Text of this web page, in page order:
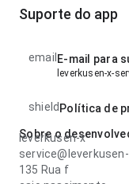
Suporte do app
email E-mail para
leverkusen-x-
shield Política de
Sobre o
leverkusen-x
135 Rua f